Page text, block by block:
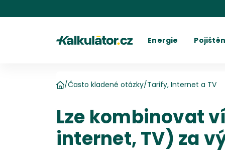
Kalkulátor.cz Energie
Kalkulačka elektřiny
Povinné
Domů
/Často kladené otázky/Tarify, Internet a TV
Lze kombinovat
internet, TV) za